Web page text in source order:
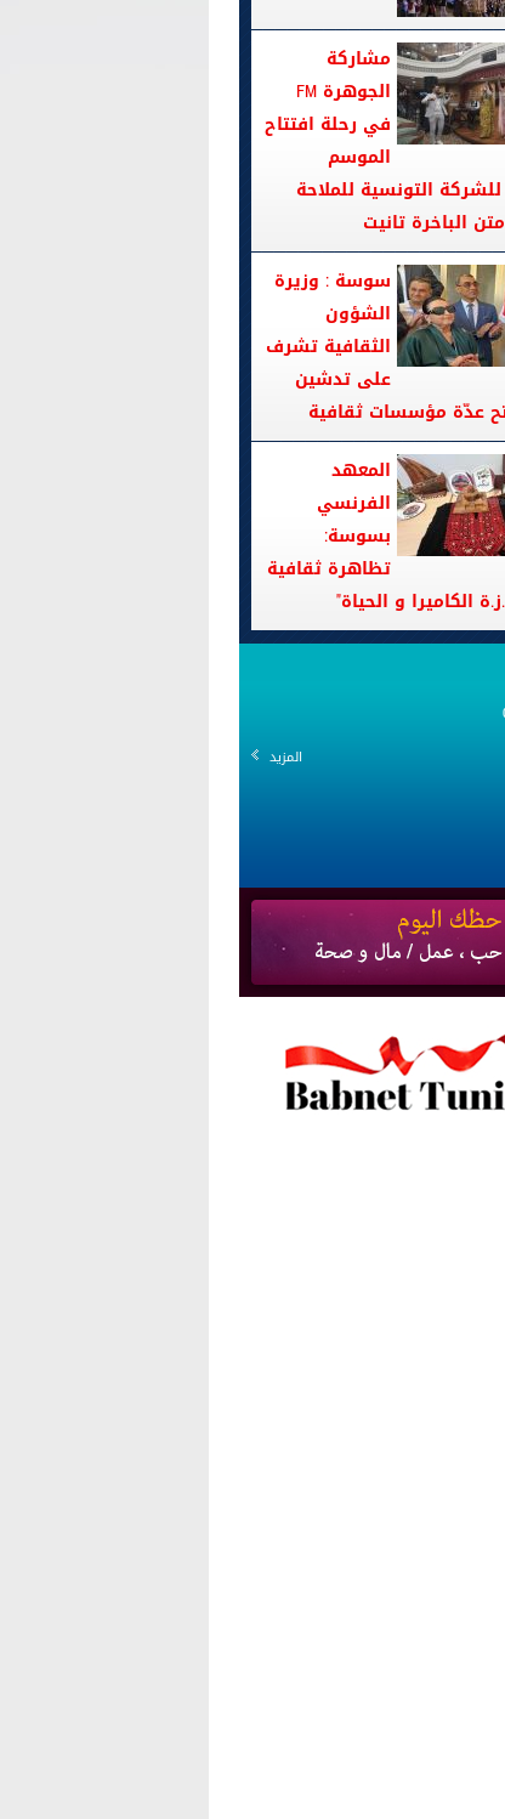
مشاركة
الجوهرة FM
في رحلة افتتاح
الموسم
التونسية للملاحة
سوسة : وزيرة
الشؤون
الثقافية تشرف
على تدشين
عدّة مؤسسات ثقافية
المعهد
الفرنسي
بسوسة:
تظاهرة ثقافية
الكاميرا و الحياة"
المزيد